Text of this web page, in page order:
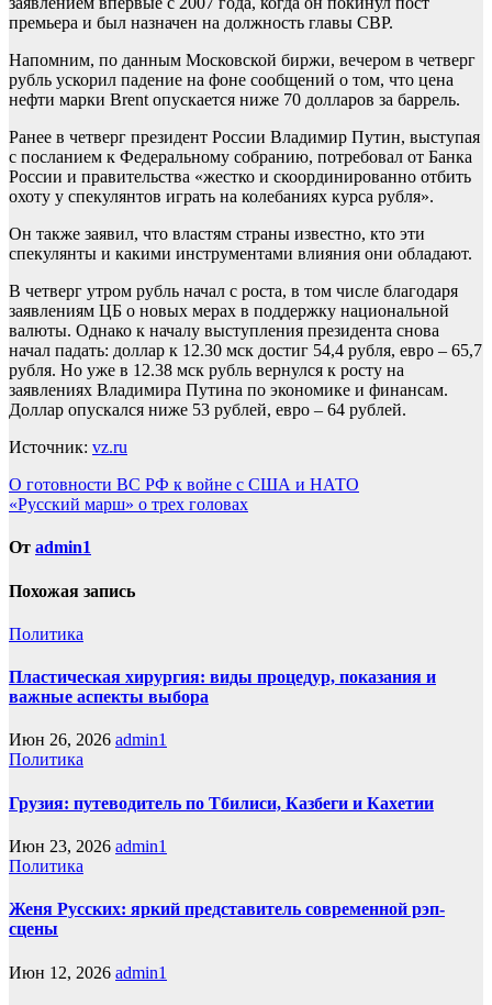
премьера и был назначен на должность главы СВР.
Напомним, по данным Московской биржи, вечером в четверг
рубль ускорил падение на фоне сообщений о том, что цена
нефти марки Brent опускается ниже 70 долларов за баррель.
Ранее в четверг президент России Владимир Путин, выступая
с посланием к Федеральному собранию, потребовал от Банка
России и правительства «жестко и скоординированно отбить
охоту у спекулянтов играть на колебаниях курса рубля».
Он также заявил, что властям страны известно, кто эти
спекулянты и какими инструментами влияния они обладают.
В четверг утром рубль начал с роста, в том числе благодаря
заявлениям ЦБ о новых мерах в поддержку национальной
валюты. Однако к началу выступления президента снова
начал падать: доллар к 12.30 мск достиг 54,4 рубля, евро – 65,7
рубля. Но уже в 12.38 мск рубль вернулся к росту на
заявлениях Владимира Путина по экономике и финансам.
Доллар опускался ниже 53 рублей, евро – 64 рублей.
Источник: vz.ru
Навигация
по
записям
О готовности ВС РФ к войне с США и НАТО
«Русский марш» о трех головах
От admin1
Похожая запись
Политика
Пластическая хирургия: виды процедур, показания и
важные аспекты выбора
Июн 26, 2026 admin1
Политика
Грузия: путеводитель по Тбилиси, Казбеги и Кахетии
Июн 23, 2026 admin1
Политика
Женя Русских: яркий представитель современной рэп-
сцены
Июн 12, 2026 admin1